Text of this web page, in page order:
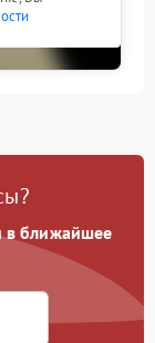
в ближайшее